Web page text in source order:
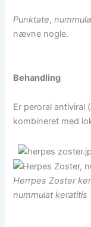
Punktate,
nævne nogle.
Behandling
Er peroral antiviral (
kombineret med
Herrpes Zoster
nummulat